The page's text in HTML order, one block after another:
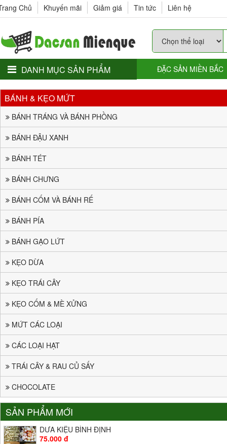
Chủ Khuyến mãi Giảm giá Tin tức Liên hệ
DANH MỤC SẢN PHẨM ĐẶC SẢN MIỀN BẮC
BÁNH & KẸO MỨT
BÁNH TRÁNG VÀ BÁNH PHỒNG
BÁNH ĐẬU XANH
BÁNH TÉT
BÁNH CHƯNG
BÁNH CỐM VÀ BÁNH RẾ
BÁNH PÍA
BÁNH GẠO LỨT
KẸO DỪA
KẸO TRÁI CÂY
KẸO CỐM & MÈ XỬNG
MỨT CÁC LOẠI
CÁC LOẠI HẠT
TRÁI CÂY & RAU CỦ SẤY
CHOCOLATE
SẢN PHẨM MỚI
DƯA KIỆU BÌNH ĐỊNH
75.000 đ